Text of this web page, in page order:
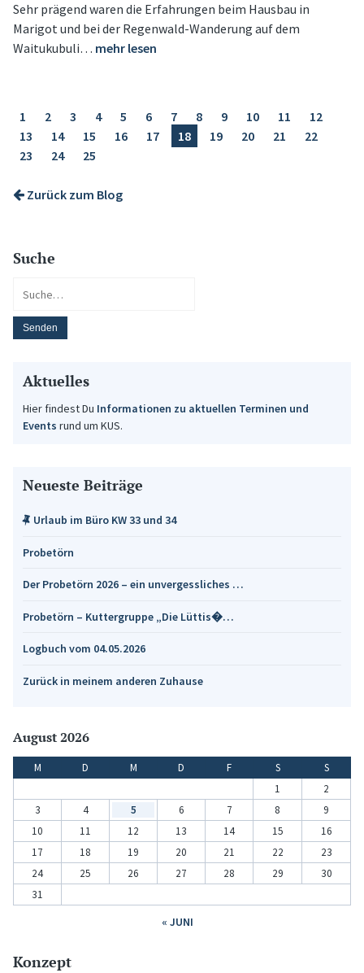
Sehr prägend waren die Erfahrungen beim Hausbau in
Marigot und bei der Regenwald-Wanderung auf dem
Waitukubuli… mehr lesen
1 2 3 4 5 6 7 8 9 10 11
12
13
14 15 16 17 18 19 20 21
22
23
24 25
Zurück zum Blog
Suche
Aktuelles
Hier findest Du Informationen zu aktuellen Terminen und
Events rund um KUS.
Neueste Beiträge
Urlaub im Büro KW 33 und 34
Probetörn
Der Probetörn 2026 – ein unvergessliches …
Probetörn – Kuttergruppe „Die Lüttis�…
Logbuch vom 04.05.2026
Zurück in meinem anderen Zuhause
August 2026
M D M D F S
S
1
2
3
4 5 6 7 8
9
10
11 12 13 14 15
16
17
18 19 20 21 22
23
24
25 26 27 28 29
30
31
« JUNI
Konzept